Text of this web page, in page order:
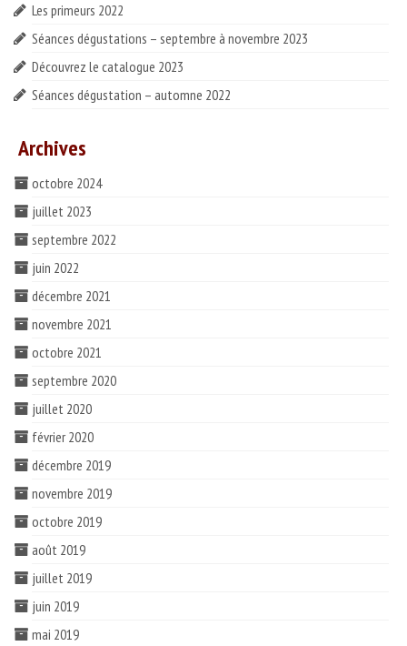
Les primeurs 2022
Séances dégustations – septembre à novembre 2023
Découvrez le catalogue 2023
Séances dégustation – automne 2022
Archives
octobre 2024
juillet 2023
septembre 2022
juin 2022
décembre 2021
novembre 2021
octobre 2021
septembre 2020
juillet 2020
février 2020
décembre 2019
novembre 2019
octobre 2019
août 2019
juillet 2019
juin 2019
mai 2019